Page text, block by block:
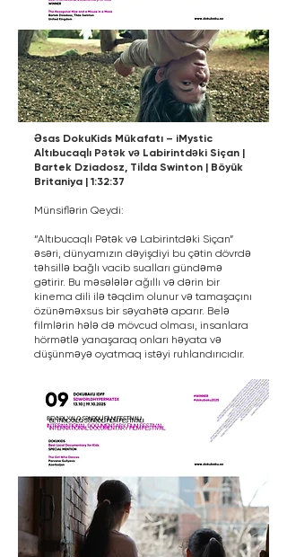
Əsas DokuKids Mükafatı – iMystic
Altıbucaqlı Pətək və Labirintdəki Siçan |
Bartek Dziadosz, Tilda Swinton | Böyük
Britaniya | 1:32:37
Münsiflərin Qeydi:
“Altıbucaqlı Pətək və Labirintdəki Siçan”
əsəri, dünyamızın dəyişdiyi bu çətin dövrdə
təhsillə bağlı vacib sualları gündəmə
gətirir. Bu məsələlər ağıllı və dərin bir
kinema dili ilə təqdim olunur və tamaşaçını
özünəməxsus bir səyahətə aparır. Belə
filmlərin hələ də mövcud olması, insanlara
hörmətlə yanaşaraq onları həyata və
düşünməyə oyatmaq istəyi ruhlandırıcıdır.